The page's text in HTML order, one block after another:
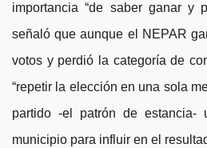
importancia “de saber ganar y
señaló que aunque el NEPAR
votos y perdió la categoría de
“repetir la elección en una sola
partido -el patrón de estancia-
municipio para influir en el